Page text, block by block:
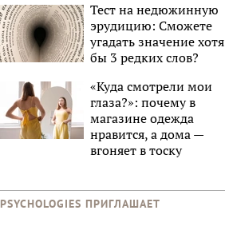
Тест на недюжинную
эрудицию: Сможете
угадать значение хотя
бы 3 редких слов?
«Куда смотрели мои
глаза?»: почему в
магазине одежда
нравится, а дома —
вгоняет в тоску
PSYCHOLOGIES ПРИГЛАШАЕТ